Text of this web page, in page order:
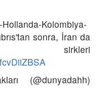
Kolombiya-
sonra, İran da
sirkleri
(@dunyadahh)